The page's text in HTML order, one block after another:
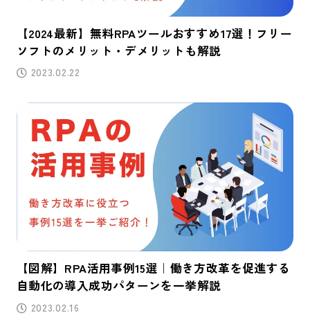
【2024最新】無料RPAツールおすすめ17選！フリー
ソフトのメリット・デメリットも解説
2023.02.22
【図解】RPA活用事例15選｜働き方改革を促進する
自動化の導入成功パターンを一挙解説
2023.02.16